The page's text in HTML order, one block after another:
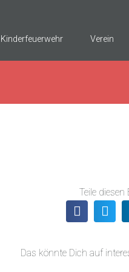
Kinderfeuerwehr Verein
Teile diesen
Das könnte Dich auf